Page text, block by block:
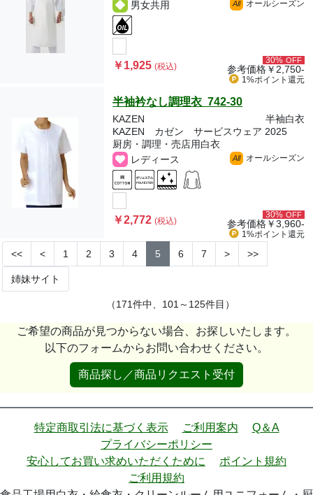
男女共用
All オールシーズン
￥1,925(税込)
30% OFF
参考価格￥2,750-
1%ポイント 還元
半袖衿なし調理衣 742-30
KAZEN
半袖白衣
KAZEN カゼン サービスウェア 2025
厨房・調理・売店用白衣
レディース
All オールシーズン
￥2,772(税込)
30% OFF
参考価格￥3,960-
1%ポイント 還元
<< < 1 2 3 4 5 6 7 > >>
姉妹サイト
（171件中、101～125件目）
ご希望の商品が見つからない場合、お探しいたします。
以下のフォームからお問い合わせください。
商品探し／商品リクエスト受付
特定商取引法に基づく表示 ご利用案内
Q＆A
プライバシーポリシー
安心してお買い求めいただくために
ポイント規約
ご利用規約